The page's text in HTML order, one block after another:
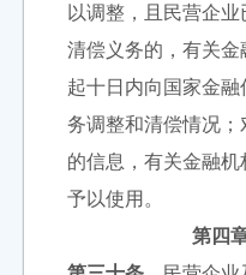
以调整，且民营企
清偿义务的，有关金
起十日内向国家金
务调整和清偿情况
的信息，有关金融
予以使用。
第四